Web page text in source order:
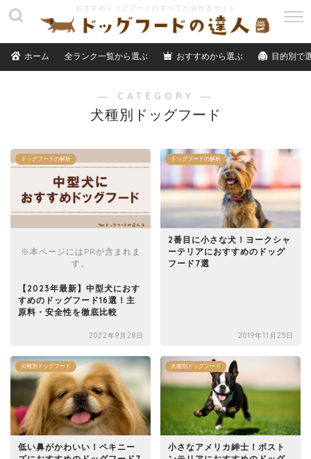
ホーム 全ランク一覧から選ぶ おすすめから選ぶ 目的別で
N
― CATEGORY ―
犬種別ドッグフード
ドッグフードの解析
※本ページにはPRが含まれま
す。
【2023年最新】中型犬におす
すめのドッグフード16選！主
原料・安全性を徹底比較
2022年9月28日
ドッグフードの解析
2番目に小さな犬！ヨークシャ
ーテリアにおすすめのドッグ
フード7選
2019年11月25日
犬種別ドッグフード
低い鼻がかわいい！ペキニー
犬種別ドッグフード
小さなアメリカ紳士！ボスト